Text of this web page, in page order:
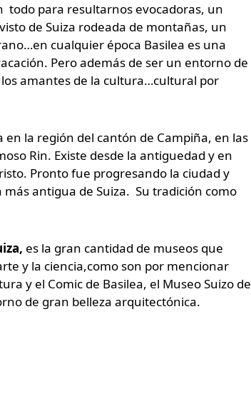
para resultarnos evocadoras, un
de Suiza rodeada de montañas, un
cualquier época Basilea es una
Pero además de ser un entorno de
amantes de la cultura…cultural por
en la región del cantón de Campiña, en las
Rin. Existe desde la antiguedad y en
Pronto fue progresando la ciudad y
antigua de Suiza. Su tradición como
es la gran cantidad de museos que
y la ciencia,como son por mencionar
y el Comic de Basilea, el Museo Suizo de
de gran belleza arquitectónica.